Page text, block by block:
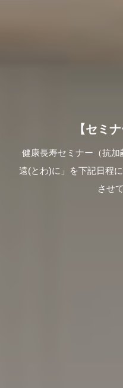
【セミ
健康長寿セミナー（抗
遠(とわ)に」を下記日程
させ